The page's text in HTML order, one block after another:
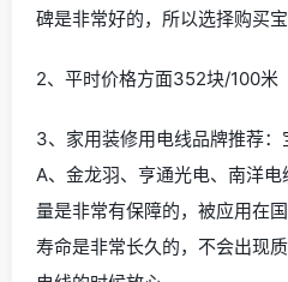
碑是非常好的，所以选择购买
2、平时价格方面352块/100米
3、家用装修用电线品牌推荐
A、金龙羽、亨通光电、南洋
量是非常有保障的，被应用在
寿命是非常长久的，不会出现